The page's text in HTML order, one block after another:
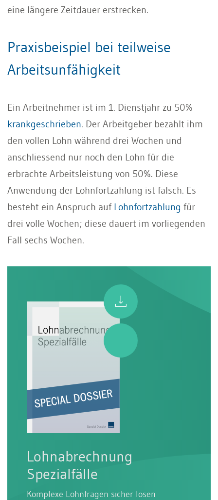
eine längere Zeitdauer erstrecken.
Praxisbeispiel bei teilweise
Arbeitsunfähigkeit
Ein Arbeitnehmer ist im 1. Dienstjahr zu 50%
krankgeschrieben. Der Arbeitgeber bezahlt ihm
den vollen Lohn während drei Wochen und
anschliessend nur noch den Lohn für die
erbrachte Arbeitsleistung von 50%. Diese
Anwendung der Lohnfortzahlung ist falsch. Es
besteht ein Anspruch auf Lohnfortzahlung für
drei volle Wochen; diese dauert im vorliegenden
Fall sechs Wochen.
Lohnabrechnung
Spezialfälle
Komplexe Lohnfragen sicher lösen